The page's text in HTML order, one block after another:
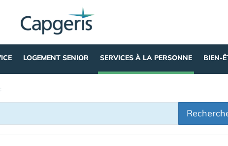
LOGEMENT SENIOR SERVICES À LA PERSONNE BIEN-